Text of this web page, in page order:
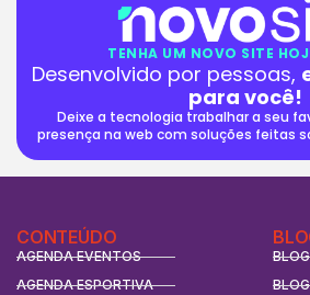
TENHA UM NOVO SITE
Desenvolvido por pessoas,
para você!
Deixe a tecnologia trabalhar a seu
presença na web com soluções feitas
CONTEÚDO
AGENDA EVENTOS
AGENDA ESPORTIVA